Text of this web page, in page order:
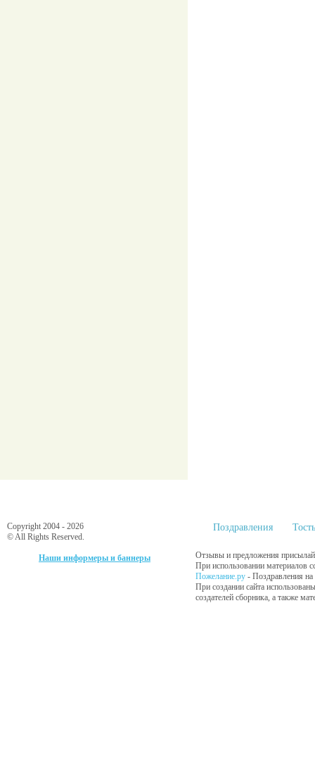
Copyright 2004 - 2026
© All Rights Reserved.
Наши информеры и баннеры
Поздравления
Отзывы и предложения
При использовании материалов
Пожелание.ру - Поздравления
При создании сайта
создателей сборника, а также